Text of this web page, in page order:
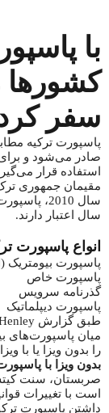
با
کشورها
سفر
صادر می‌شود و
استفاده قرار
سال اعتبار دارند.
انواع پاسپورت
پاسپورت بیومتریک
پاسپورت خاص
گذرنامه سرویس
پاسپورت دیپلماتیک
را بدون ویزا یا با
بدون ویزا با
صربستان، سنت
است با تغییرات
داشتن پاسپورت